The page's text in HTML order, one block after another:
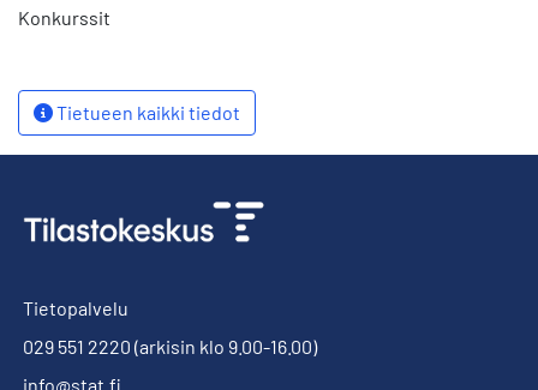
Konkurssit
Tietueen kaikki tiedot
Tietopalvelu
029 551 2220 (arkisin klo 9.00-16.00)
info@stat.fi